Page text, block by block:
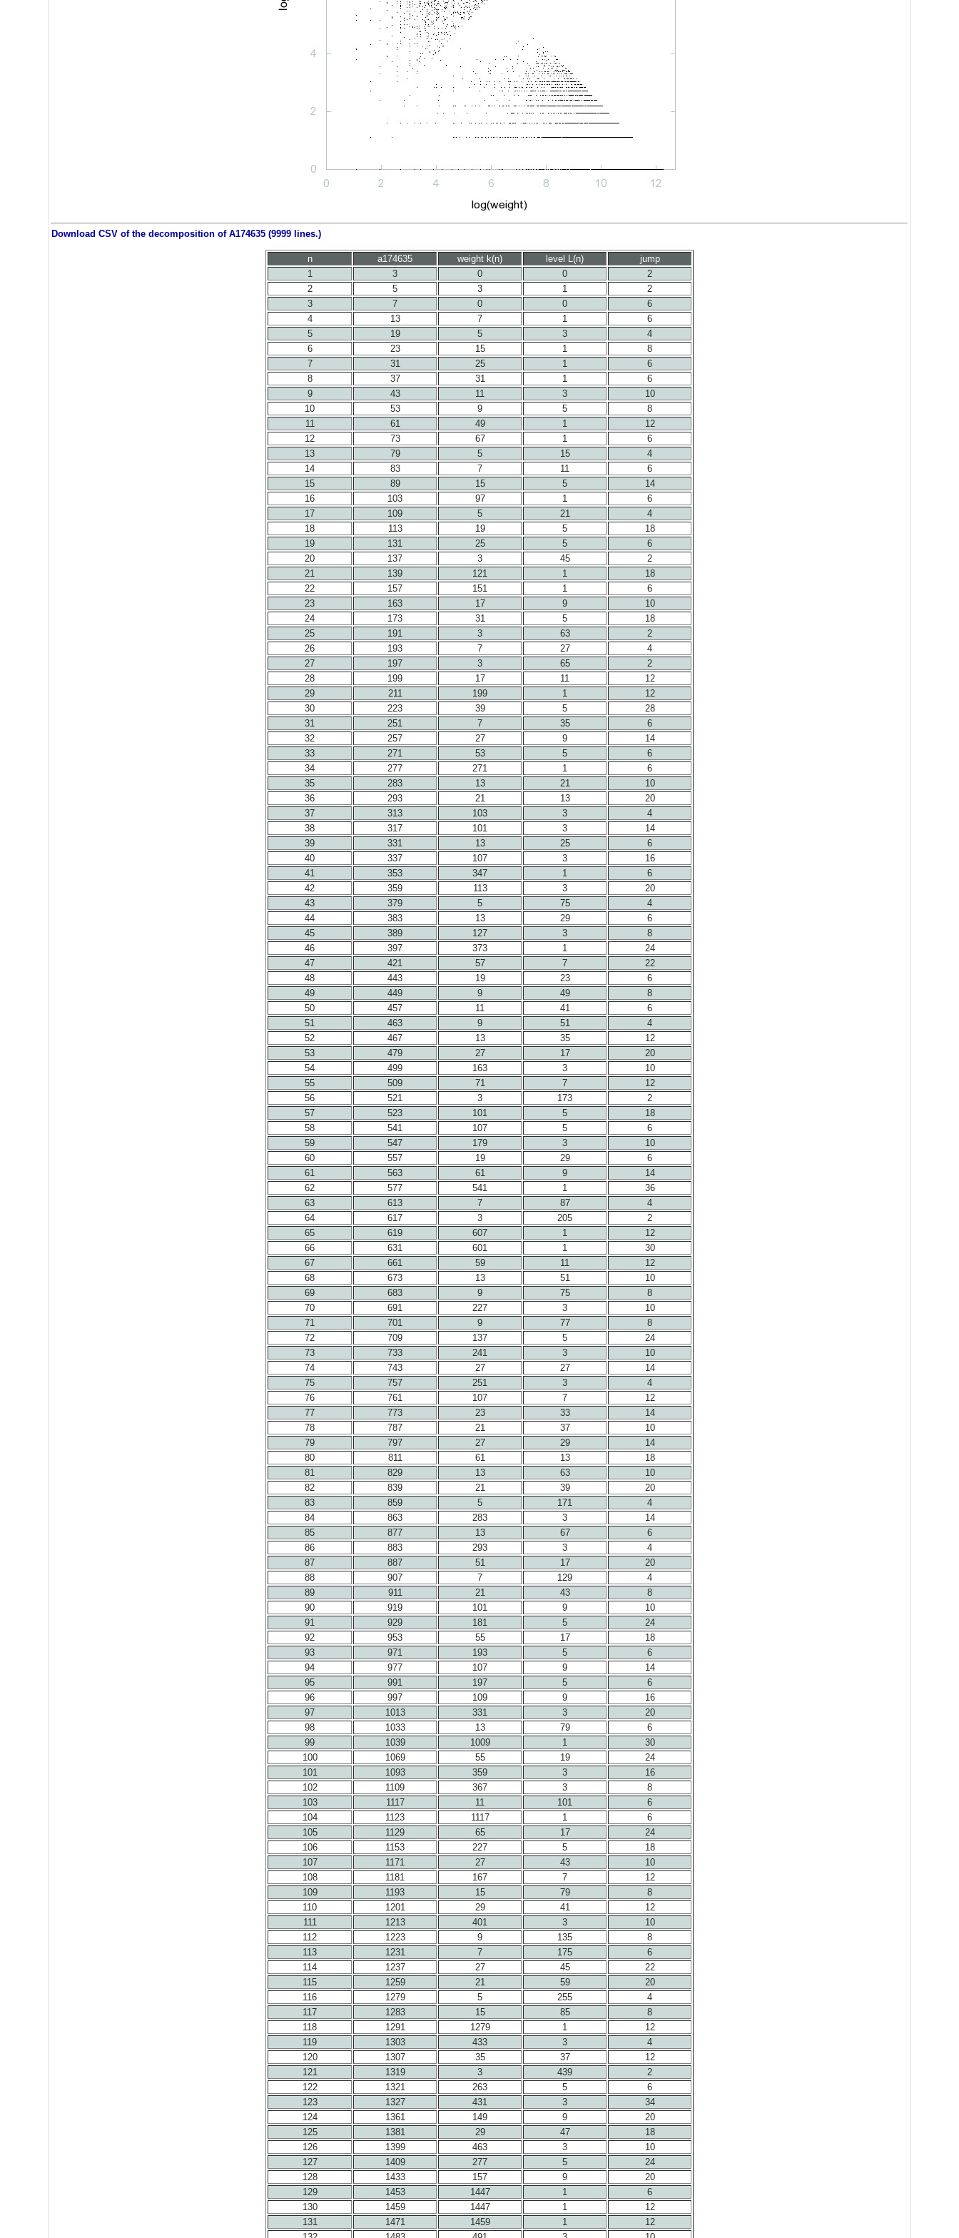
Download CSV of the decomposition of A174635 (9999 lines.)
n a174635 weight k(n) level L(n)
jump
1
3 0 0
2
2
5 3 1
2
3
7 0 0
6
4
13 7 1
6
5
19 5 3
4
6
23 15 1
8
7
31 25 1
6
8
37 31 1
6
9
43 11 3
10
10
53 9 5
8
11
61 49 1
12
12
73 67 1
6
13
79 5 15
4
14
83 7 11
6
15
89 15 5
14
16
103 97 1
6
17
109 5 21
4
18
113 19 5
18
19
131 25 5
6
20
137 3 45
2
21
139 121 1
18
22
157 151 1
6
23
163 17 9
10
24
173 31 5
18
25
191 3 63
2
26
193 7 27
4
27
197 3 65
2
28
199 17 11
12
29
211 199 1
12
30
223 39 5
28
31
251 7 35
6
32
257 27 9
14
33
271 53 5
6
34
277 271 1
6
35
283 13 21
10
36
293 21 13
20
37
313 103 3
4
38
317 101 3
14
39
331 13 25
6
40
337 107 3
16
41
353 347 1
6
42
359 113 3
20
43
379 5 75
4
44
383 13 29
6
45
389 127 3
8
46
397 373 1
24
47
421 57 7
22
48
443 19 23
6
49
449 9 49
8
50
457 11 41
6
51
463 9 51
4
52
467 13 35
12
53
479 27 17
20
54
499 163 3
10
55
509 71 7
12
56
521 3 173
2
57
523 101 5
18
58
541 107 5
6
59
547 179 3
10
60
557 19 29
6
61
563 61 9
14
62
577 541 1
36
63
613 7 87
4
64
617 3 205
2
65
619 607 1
12
66
631 601 1
30
67
661 59 11
12
68
673 13 51
10
69
683 9 75
8
70
691 227 3
10
71
701 9 77
8
72
709 137 5
24
73
733 241 3
10
74
743 27 27
14
75
757 251 3
4
76
761 107 7
12
77
773 23 33
14
78
787 21 37
10
79
797 27 29
14
80
811 61 13
18
81
829 13 63
10
82
839 21 39
20
83
859 5 171
4
84
863 283 3
14
85
877 13 67
6
86
883 293 3
4
87
887 51 17
20
88
907 7 129
4
89
911 21 43
8
90
919 101 9
10
91
929 181 5
24
92
953 55 17
18
93
971 193 5
6
94
977 107 9
14
95
991 197 5
6
96
997 109 9
16
97
1013 331 3
20
98
1033 13 79
6
99
1039 1009 1
30
100
1069 55 19
24
101
1093 359 3
16
102
1109 367 3
8
103
1117 11 101
6
104
1123 1117 1
6
105
1129 65 17
24
106
1153 227 5
18
107
1171 27 43
10
108
1181 167 7
12
109
1193 15 79
8
110
1201 29 41
12
111
1213 401 3
10
112
1223 9 135
8
113
1231 7 175
6
114
1237 27 45
22
115
1259 21 59
20
116
1279 5 255
4
117
1283 15 85
8
118
1291 1279 1
12
119
1303 433 3
4
120
1307 35 37
12
121
1319 3 439
2
122
1321 263 5
6
123
1327 431 3
34
124
1361 149 9
20
125
1381 29 47
18
126
1399 463 3
10
127
1409 277 5
24
128
1433 157 9
20
129
1453 1447 1
6
130
1459 1447 1
12
131
1471 1459 1
12